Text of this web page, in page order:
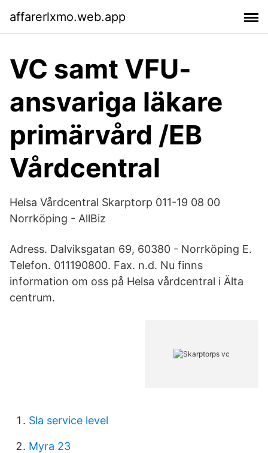
affarerlxmo.web.app
VC samt VFU-
ansvariga läkare
primärvård /EB
Vårdcentral
Helsa Vårdcentral Skarptorp 011-19 08 00
Norrköping - AllBiz
Adress. Dalviksgatan 69, 60380 - Norrköping E.
Telefon. 011190800. Fax. n.d. Nu finns
information om oss på Helsa vårdcentral i Älta
centrum.
Sla service level
Myra 23